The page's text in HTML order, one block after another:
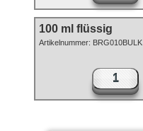
100 ml flüssig
Artikelnummer: BRG010BULK